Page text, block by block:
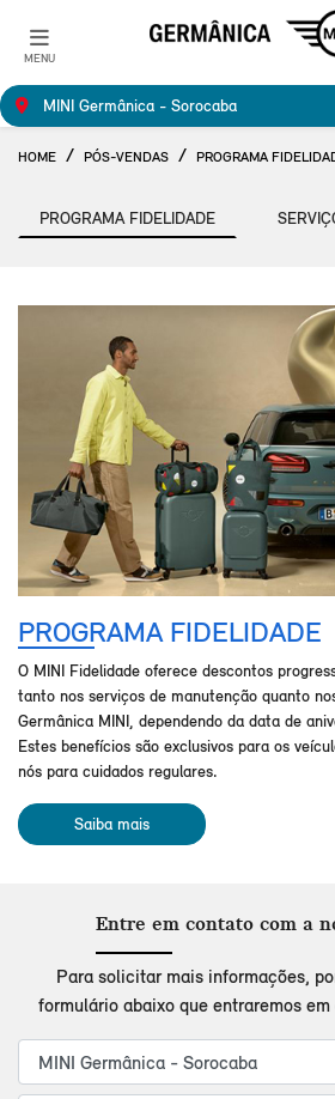
MENU
MINI Germânica - Sorocaba
HOME PÓS-VENDAS PROGRAMA
PROGRAMA FIDELIDADE
PROGRAMA FIDELIDADE
O MINI Fidelidade oferece descontos
tanto nos serviços de manutenção quanto
Germânica MINI, dependendo da data de
Estes benefícios são exclusivos para os
nós para cuidados regulares.
Saiba mais
Entre em contato com a
Para solicitar mais informações,
formulário abaixo que entraremos